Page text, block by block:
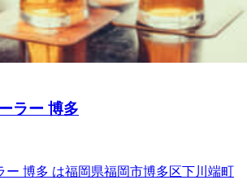
ラー 博多
ー 博多 は福岡県福岡市博多区下川端町